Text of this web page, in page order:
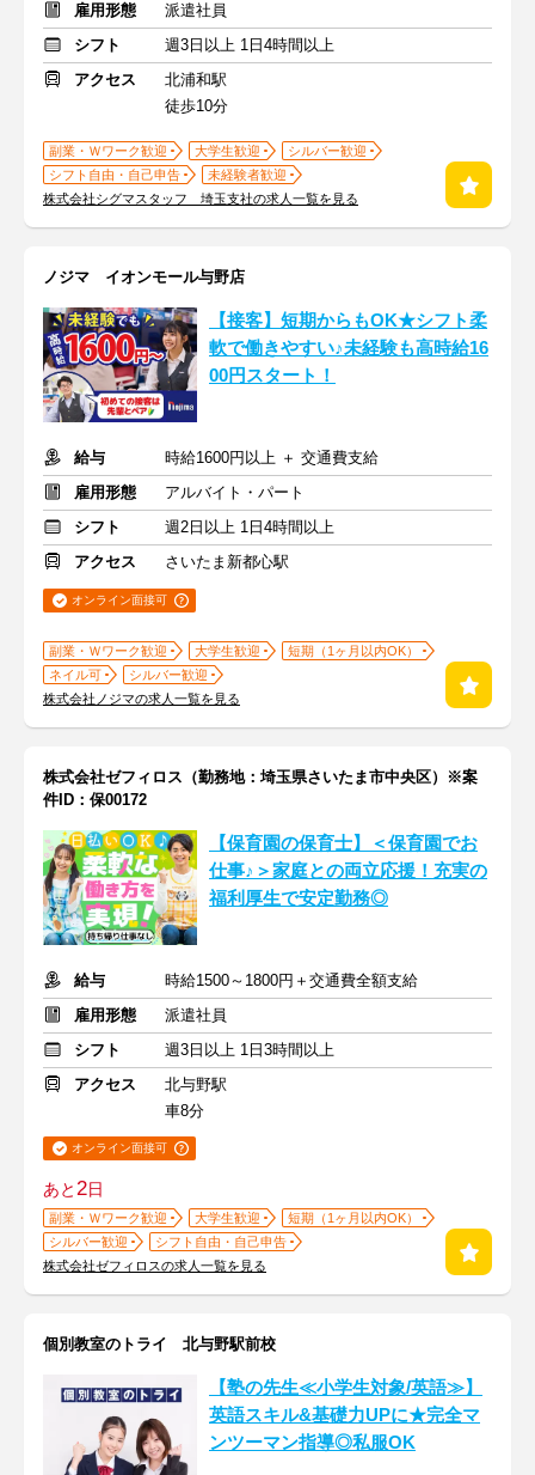
雇用形態
派遣社員
シフト
週3日以上 1日4時間以上
アクセス
北浦和駅
徒歩10分
副業・Ｗワーク歓迎 大学生歓迎
シルバー歓迎
シフト自由・自己申告
未経験者歓迎
株式会社シグマスタッフ 埼玉支社の求人一覧を見る
ノジマ イオンモール与野店
【接客】短期からもOK★シフト柔
軟で働きやすい♪未経験も高時給16
00円スタート！
給与
時給1600円以上 ＋ 交通費支給
雇用形態
アルバイト・パート
シフト
週2日以上 1日4時間以上
アクセス
さいたま新都心駅
オンライン面接可
副業・Ｗワーク歓迎 大学生歓迎
短期（1ヶ月以内OK）
ネイル可
シルバー歓迎
株式会社ノジマの求人一覧を見る
株式会社ゼフィロス（勤務地：埼玉県さいたま市中央区）※案
件ID：保00172
【保育園の保育士】＜保育園でお
仕事♪＞家庭との両立応援！充実の
福利厚生で安定勤務◎
給与
時給1500～1800円＋交通費全額支給
雇用形態
派遣社員
シフト
週3日以上 1日3時間以上
アクセス
北与野駅
車8分
オンライン面接可
あと2日
副業・Ｗワーク歓迎 大学生歓迎
短期（1ヶ月以内OK）
シルバー歓迎
シフト自由・自己申告
株式会社ゼフィロスの求人一覧を見る
個別教室のトライ 北与野駅前校
【塾の先生≪小学生対象/英語≫】
英語スキル&基礎力UPに★完全マ
ンツーマン指導◎私服OK